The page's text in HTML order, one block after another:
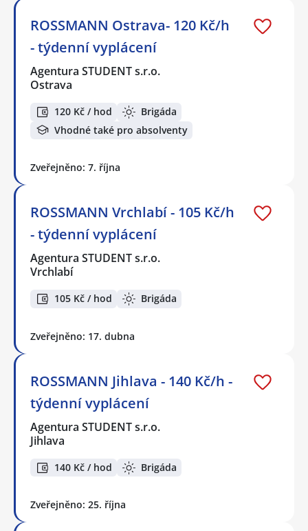
ROSSMANN Ostrava- 120 Kč/h
- týdenní vyplácení
Agentura STUDENT s.r.o.
Ostrava
120 Kč / hod
Brigáda
Vhodné také pro absolventy
Zveřejněno: 7. října
ROSSMANN Vrchlabí - 105 Kč/h
- týdenní vyplácení
Agentura STUDENT s.r.o.
Vrchlabí
105 Kč / hod Brigáda
Zveřejněno: 17. dubna
ROSSMANN Jihlava - 140 Kč/h -
týdenní vyplácení
Agentura STUDENT s.r.o.
Jihlava
140 Kč / hod Brigáda
Zveřejněno: 25. října